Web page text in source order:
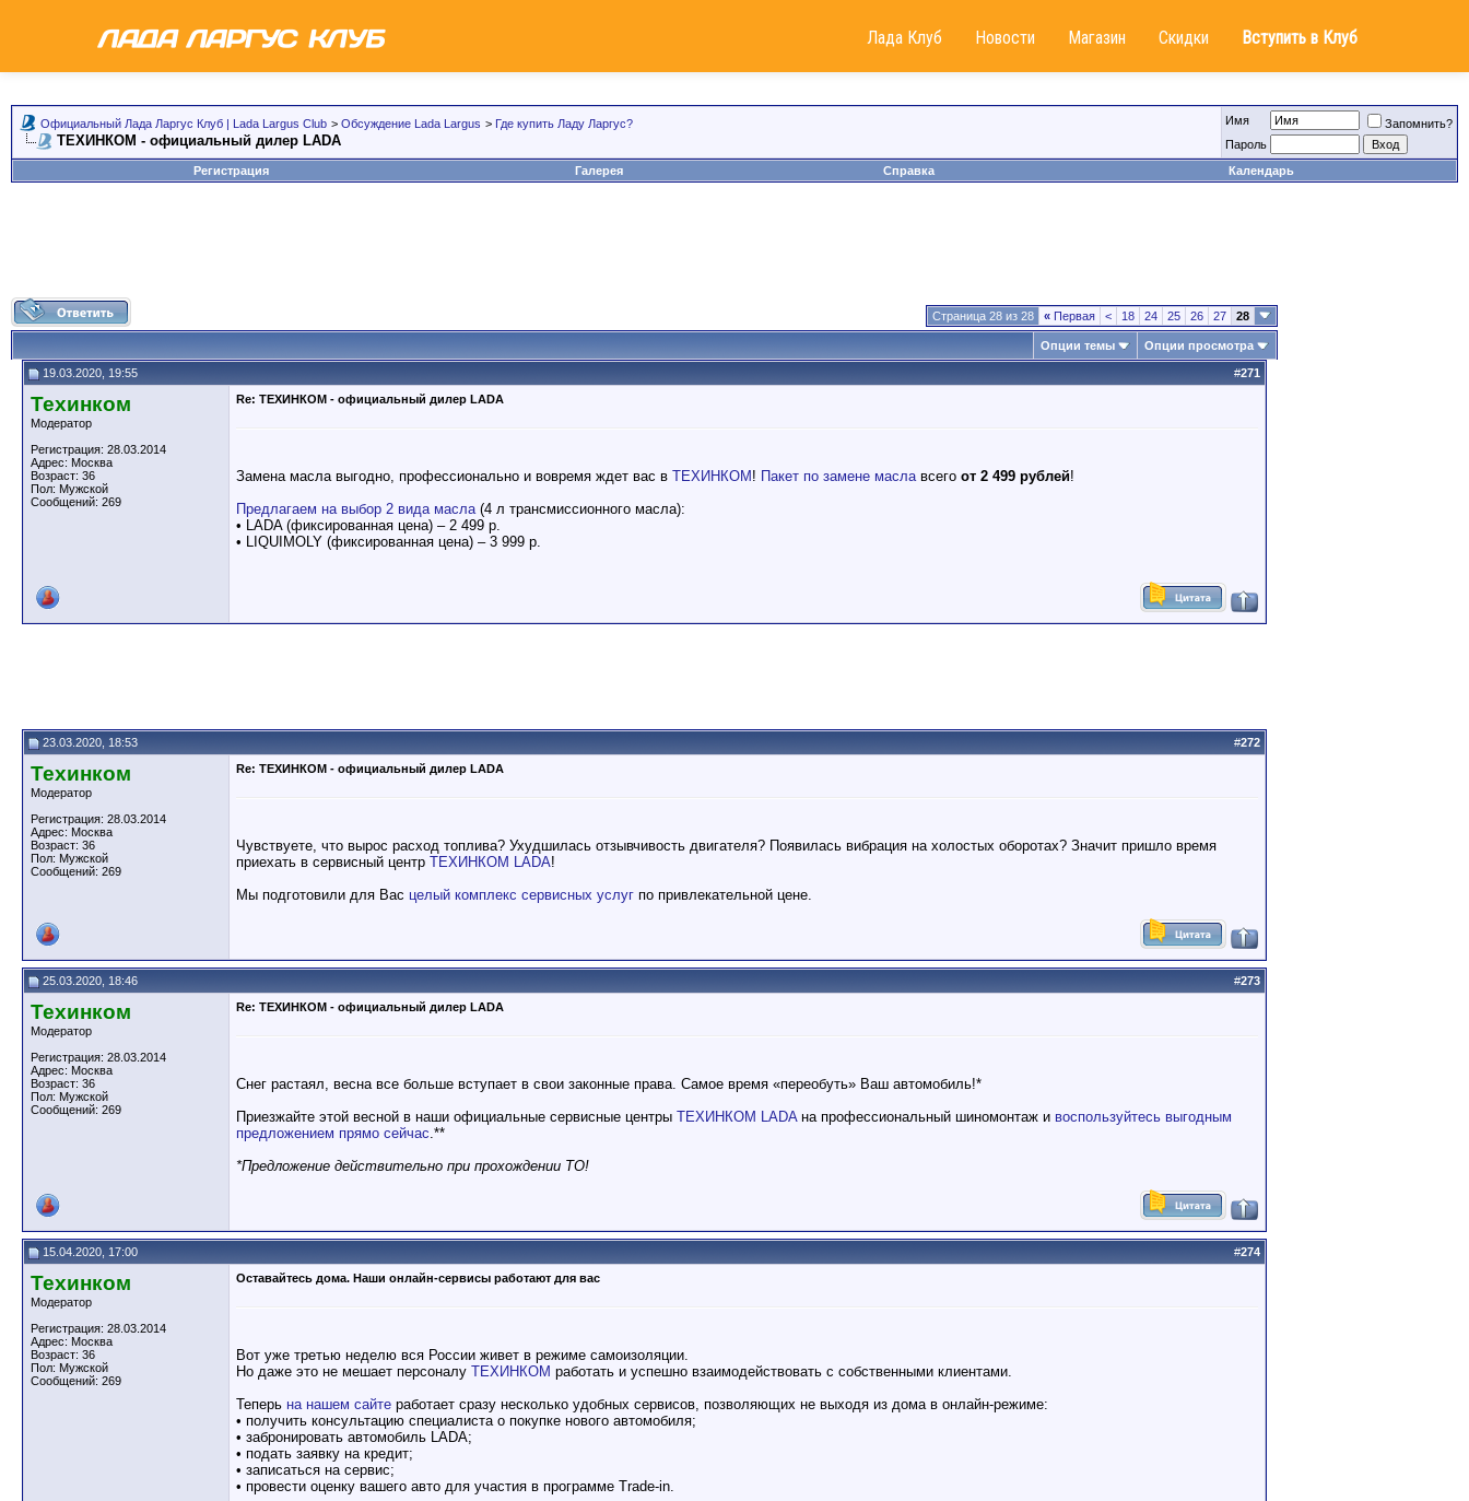
Лада Клуб Новости Магазин Скидки Вступить в Клуб
Официальный Лада Ларгус Клуб | Lada Largus Club > Обсуждение Lada Largus > Где купить Ладу Ларгус?
ТЕХИНКОМ - официальный дилер LADA
Имя
Запомнить?
Пароль
Регистрация
Галерея Справка Календарь
Страница 28 из 28 « Первая < 18 24 25 26 27 28
Опции темы Опции просмотра
19.03.2020, 19:55 #271
Техинком
Модератор
Регистрация: 28.03.2014
Адрес: Москва
Возраст: 36
Пол: Мужской
Сообщений: 269
Re: ТЕХИНКОМ - официальный дилер LADA
Замена масла выгодно, профессионально и вовремя ждет вас в ТЕХИНКОМ ! Пакет по замене маславсего от 2 499 рублей!
Предлагаем на выбор 2 вида масла(4 л трансмиссионного масла):
• LADA (фиксированная цена) – 2 499 р.
• LIQUIMOLY (фиксированная цена) – 3 999 р.
23.03.2020, 18:53 #272
Техинком
Модератор
Регистрация: 28.03.2014
Адрес: Москва
Возраст: 36
Пол: Мужской
Сообщений: 269
Re: ТЕХИНКОМ - официальный дилер LADA
Чувствуете, что вырос расход топлива? Ухудшилась отзывчивость двигателя? Появилась вибрация на холостых оборотах? Значит пришло время
приехать в сервисный центр ТЕХИНКОМ LADA!
Мы подготовили для Вас целый комплекс сервисных услуг по привлекательной цене.
25.03.2020, 18:46 #273
Техинком
Модератор
Регистрация: 28.03.2014
Адрес: Москва
Возраст: 36
Пол: Мужской
Сообщений: 269
Re: ТЕХИНКОМ - официальный дилер LADA
Снег растаял, весна все больше вступает в свои законные права. Самое время «переобуть» Ваш автомобиль!*
Приезжайте этой весной в наши официальные сервисные центры ТЕХИНКОМ LADAна профессиональный шиномонтаж и воспользуйтесь выгодным
предложением прямо сейчас.**
*Предложение действительно при прохождении ТО!
15.04.2020, 17:00 #274
Техинком
Модератор
Регистрация: 28.03.2014
Адрес: Москва
Возраст: 36
Пол: Мужской
Сообщений: 269
Оставайтесь дома. Наши онлайн-сервисы работают для вас
Вот уже третью неделю вся России живет в режиме самоизоляции.
Но даже это не мешает персоналу ТЕХИНКОМ работать и успешно взаимодействовать с собственными клиентами.
Теперь на нашем сайте работает сразу несколько удобных сервисов, позволяющих не выходя из дома в онлайн-режиме:
• получить консультацию специалиста о покупке нового автомобиля;
• забронировать автомобиль LADA;
• подать заявку на кредит;
• записаться на сервис;
• провести оценку вашего авто для участия в программе Trade-in.